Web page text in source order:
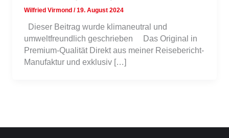
Wilfried Virmond/19. August 2024
Dieser Beitrag wurde klimaneutral und
umweltfreundlich geschrieben Das Original in
Premium-Qualität Direkt aus meiner Reisebericht-
Manufaktur und exklusiv […]